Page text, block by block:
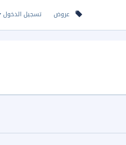
عروض تسجيل الدخول